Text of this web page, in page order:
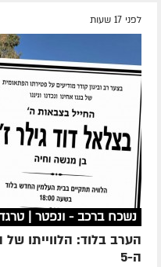
לפני 17 שעות
נשכח ברכב - ונפטר |
הערב בלוד: הלווייתו של
ה-5